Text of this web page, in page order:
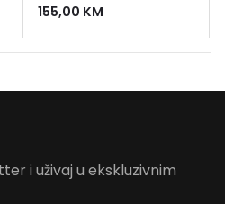
155,00 KM
i uživaj u ekskluzivnim